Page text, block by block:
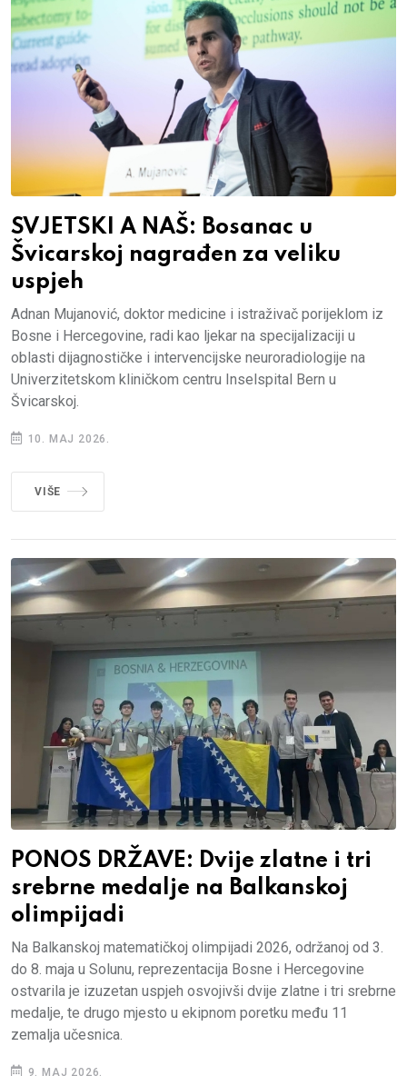
SVJETSKI A NAŠ: Bosanac u
Švicarskoj nagrađen za veliku
uspjeh
Adnan Mujanović, doktor medicine i istraživač porijeklom iz
Bosne i Hercegovine, radi kao ljekar na specijalizaciji u
oblasti dijagnostičke i intervencijske neuroradiologije na
Univerzitetskom kliničkom centru Inselspital Bern u
Švicarskoj.
10. MAJ 2026.
VIŠE
PONOS DRŽAVE: Dvije zlatne i tri
srebrne medalje na Balkanskoj
olimpijadi
Na Balkanskoj matematičkoj olimpijadi 2026, održanoj od 3.
do 8. maja u Solunu, reprezentacija Bosne i Hercegovine
ostvarila je izuzetan uspjeh osvojivši dvije zlatne i tri srebrne
medalje, te drugo mjesto u ekipnom poretku među 11
zemalja učesnica.
9. MAJ 2026.